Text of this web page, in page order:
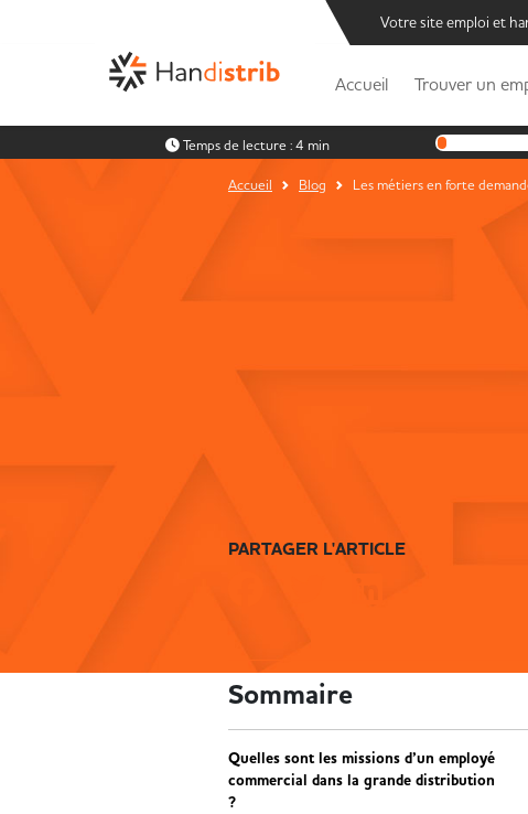
Votre site emploi et
Accueil Trouver un
Temps de lecture :4 min
Accueil Blog Les métiers en forte
PARTAGER L'ARTICLE
Sommaire
Quelles sont les missions d’un employé
commercial dans la grande distribution
?